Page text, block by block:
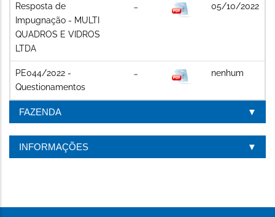
Resposta de
Impugnação - MULTI
QUADROS E VIDROS
LTDA
05/10/2022
PE044/2022 -
Questionamentos
nenhum
FAZENDA
INFORMAÇÕES